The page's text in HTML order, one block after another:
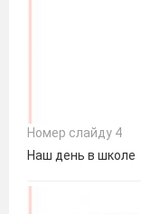
Номер слайду 4
Наш день в школе